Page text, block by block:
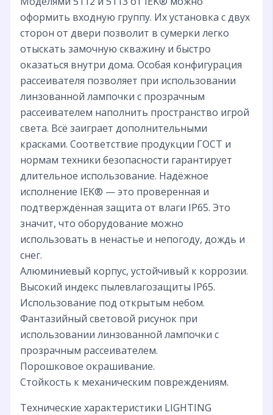
оформить входную группу. Их установка с двух
сторон от двери позволит в сумерки легко
отыскать замочную скважину и быстро
оказаться внутри дома. Особая конфигурация
рассеивателя позволяет при использовании
линзованной лампочки с прозрачным
рассеивателем наполнить пространство игрой
света. Всё заиграет дополнительными
красками. Соответствие продукции ГОСТ и
нормам техники безопасности гарантирует
длительное использование. Надёжное
исполнение IEK® — это проверенная и
подтверждённая защита от влаги IP65. Это
значит, что оборудование можно
использовать в ненастье и непогоду, дождь и
снег.
Алюминиевый корпус, устойчивый к коррозии.
Высокий индекс пылевлагозащиты IP65.
Использование под открытым небом.
Фантазийный световой рисунок при
использовании линзованной лампочки с
прозрачным рассеивателем.
Порошковое окрашивание.
Стойкость к механическим повреждениям.
Технические характеристики LIGHTING